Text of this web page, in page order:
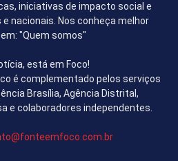
iniciativas de impacto social e
nacionais. Nos conheça melhor
"Quem somos"
está em Foco!
é complementado pelos serviços
Brasília, Agência Distrital,
e colaboradores independentes.